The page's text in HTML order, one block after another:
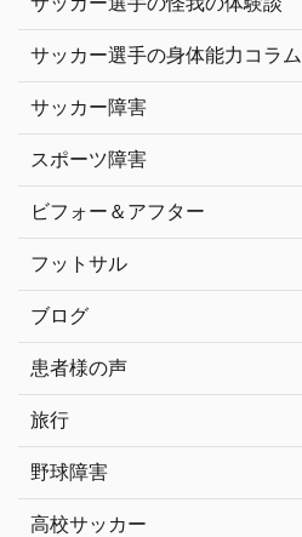
サッカー選手の身体能力コラム
サッカー障害
スポーツ障害
ビフォー＆アフター
フットサル
ブログ
患者様の声
旅行
野球障害
高校サッカー